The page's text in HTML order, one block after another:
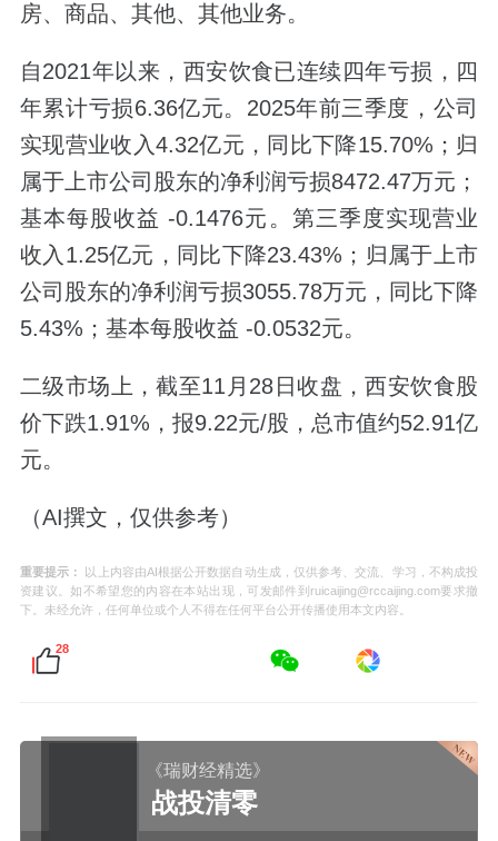
房、商品、其他、其他业务。
自2021年以来，西安饮食已连续四年亏损，四
年累计亏损6.36亿元。2025年前三季度，公司
实现营业收入4.32亿元，同比下降15.70%；归
属于上市公司股东的净利润亏损8472.47万元；
基本每股收益 -0.1476元。第三季度实现营业
收入1.25亿元，同比下降23.43%；归属于上市
公司股东的净利润亏损3055.78万元，同比下降
5.43%；基本每股收益 -0.0532元。
二级市场上，截至11月28日收盘，西安饮食股
价下跌1.91%，报9.22元/股，总市值约52.91亿
元。
（AI撰文，仅供参考）
重要提示：
以上内容由AI根据公开数据自动生成，仅供参考、交流、学习，不构成投
资建议。如不希望您的内容在本站出现，可发邮件到ruicaijing@rccaijing.com要求撤
下。未经允许，任何单位或个人不得在任何平台公开传播使用本文内容。
28
《瑞财经精选》
战投清零